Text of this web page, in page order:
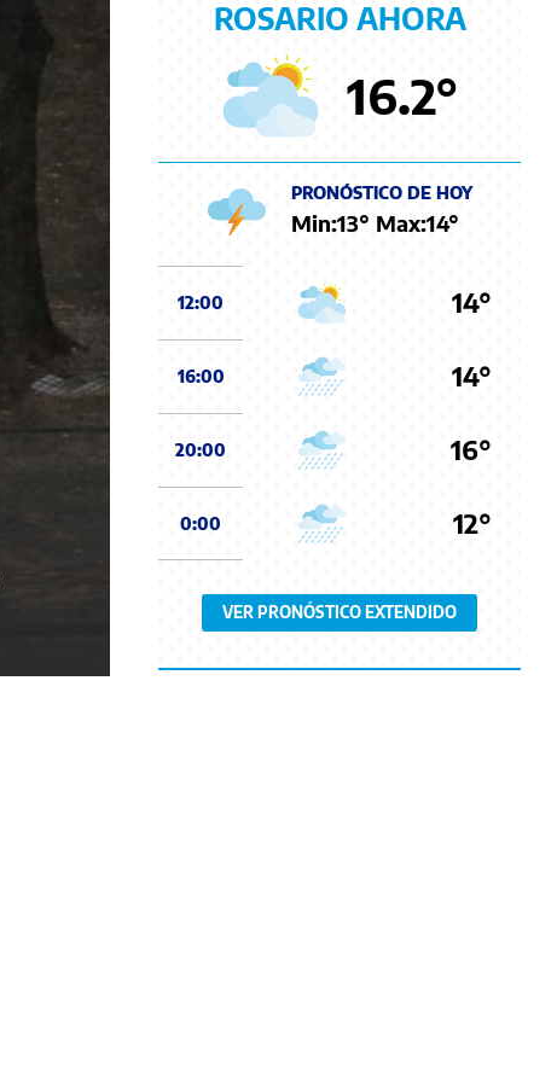
ROSARIO AHORA
16.2°
PRONÓSTICO DE HOY
Min:13° Max:14°
12:00 14°
16:00 14°
20:00 16°
0:00 12°
VER PRONÓSTICO EXTENDIDO